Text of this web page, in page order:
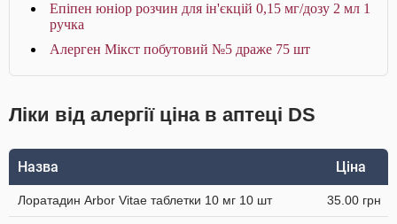
Епіпен юніор розчин для ін'єкцій 0,15 мг/дозу 2 мл 1
ручка
Алерген Мікст побутовий №5 драже 75 шт
Ліки від алергії ціна в аптеці DS
Назва Ціна
Лоратадин Arbor Vitae таблетки 10 мг 10 шт 35.00 грн